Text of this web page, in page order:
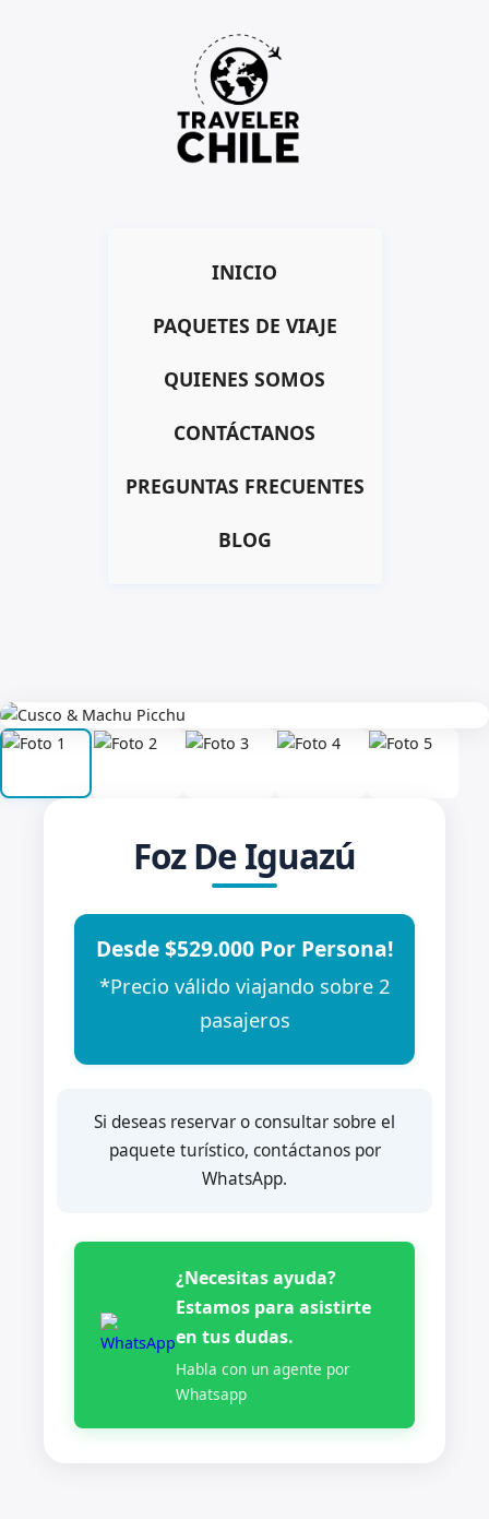
INICIO
PAQUETES DE VIAJE
QUIENES SOMOS
CONTÁCTANOS
PREGUNTAS FRECUENTES
BLOG
Foz De Iguazú
Desde $529.000 Por Persona!
*Precio válido viajando sobre 2
pasajeros
Si deseas reservar o consultar sobre el
paquete turístico, contáctanos por
WhatsApp.
¿Necesitas ayuda?
Estamos para asistirte
en tus dudas.
Habla con un agente por
Whatsapp